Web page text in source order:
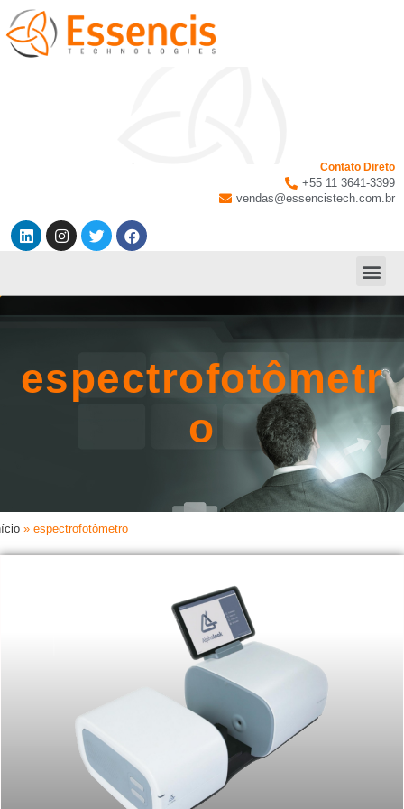
Contato Direto
+55 11 3641-3399
vendas@essencistech.com.br
espectrofotômetr
o
» espectrofotômetro